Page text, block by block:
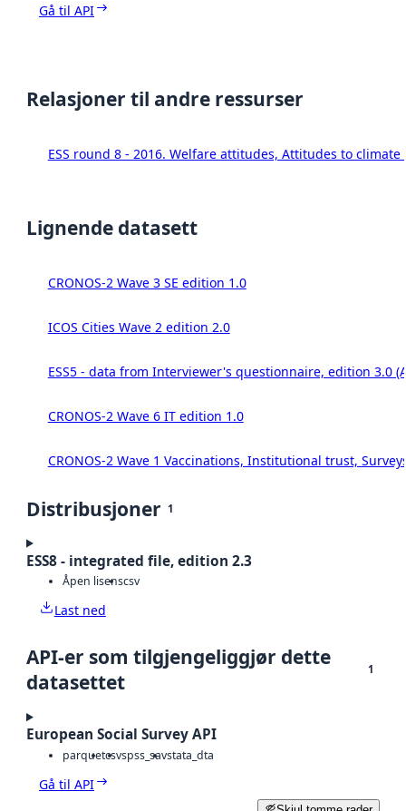
Gå til API
Relasjoner til andre ressurser
ESS round 8 - 2016. Welfare attitudes, Attitudes to climate
Lignende datasett
CRONOS-2 Wave 3 SE edition 1.0
ICOS Cities Wave 2 edition 2.0
ESS5 - data from Interviewer's questionnaire, edition 3.0
CRONOS-2 Wave 6 IT edition 1.0
CRONOS-2 Wave 1 Vaccinations, Institutional trust,
Distribusjoner 1
ESS8 - integrated file, edition 2.3
Åpen lisenscsv
Last ned
API-er som tilgjengeliggjør dette
datasettet
1
European Social Survey API
parquetcsvspss_savstata_dta
Gå til API